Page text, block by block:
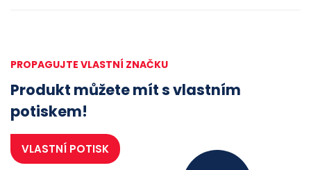
PROPAGUJTE VLASTNÍ ZNAČKU
Produkt můžete mít s vlastním
potiskem!
VLASTNÍ POTISK